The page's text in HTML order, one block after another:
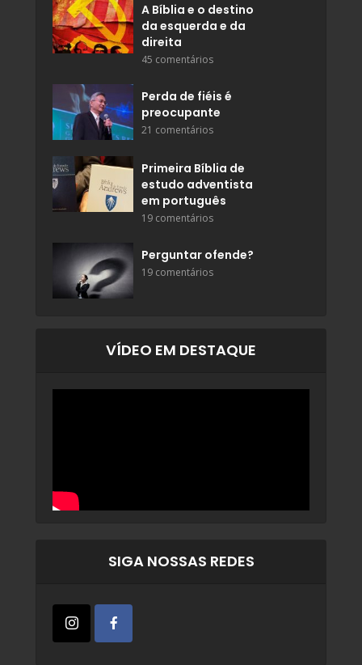
A Bíblia e o destino
da esquerda e da
direita
45 comentários
Perda de fiéis é
preocupante
21 comentários
Primeira Bíblia de
estudo adventista
em português
19 comentários
Perguntar ofende?
19 comentários
VÍDEO EM DESTAQUE
SIGA NOSSAS REDES